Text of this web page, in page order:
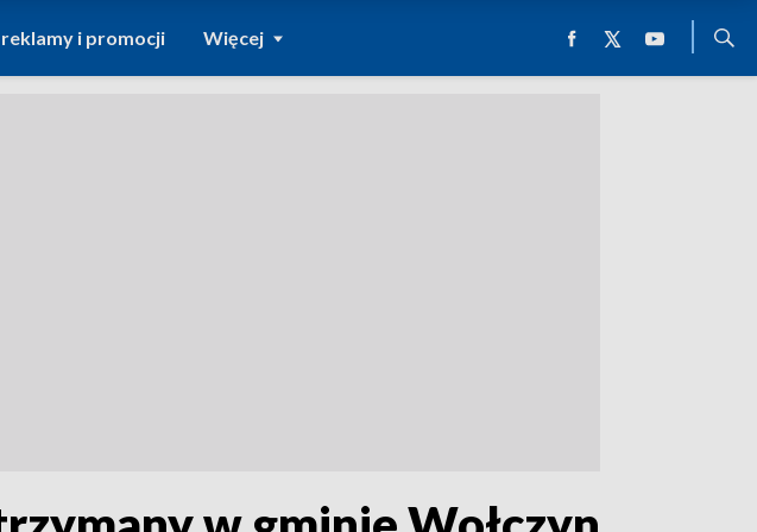
i promocji Więcej